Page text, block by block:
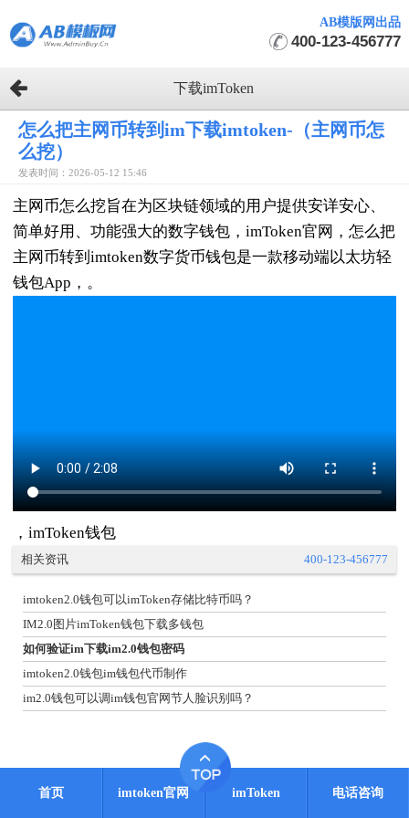
AB模版网出品
400-123-456777
下载imToken
怎么把主网币转到im下载imtoken-（主网币怎
么挖）
发表时间：2026-05-12 15:46
主网币怎么挖旨在为区块链领域的用户提供安详安心、
简单好用、功能强大的数字钱包，imToken官网，怎么把
主网币转到imtoken数字货币钱包是一款移动端以太坊轻
钱包App，。
，imToken钱包
相关资讯 400-123-456777
imtoken2.0钱包可以imToken存储比特币吗？
IM2.0图片imToken钱包下载多钱包
如何验证im下载im2.0钱包密码
imtoken2.0钱包im钱包代币制作
im2.0钱包可以调im钱包官网节人脸识别吗？
首页 imtoken官网 imToken 电话咨询